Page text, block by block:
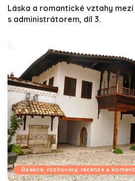
Láska a romantické vztahy
s administrátorem, díl 3.
Reakce, rozhovory, recenze a